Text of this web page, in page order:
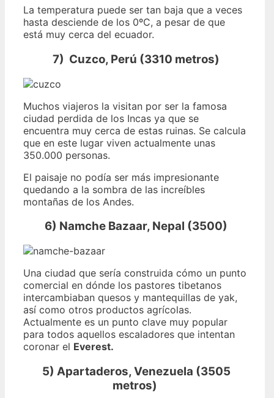
La temperatura puede ser tan baja que a veces
hasta desciende de los 0ºC, a pesar de que
está muy cerca del ecuador.
7) Cuzco, Perú (3310 metros)
Muchos viajeros la visitan por ser la famosa
ciudad perdida de los Incas ya que se
encuentra muy cerca de estas ruinas. Se calcula
que en este lugar viven actualmente unas
350.000 personas.
El paisaje no podía ser más impresionante
quedando a la sombra de las increíbles
montañas de los Andes.
6) Namche Bazaar, Nepal (3500)
Una ciudad que sería construida cómo un punto
comercial en dónde los pastores tibetanos
intercambiaban quesos y mantequillas de yak,
así como otros productos agrícolas.
Actualmente es un punto clave muy popular
para todos aquellos escaladores que intentan
coronar el Everest.
5) Apartaderos, Venezuela (3505
metros)